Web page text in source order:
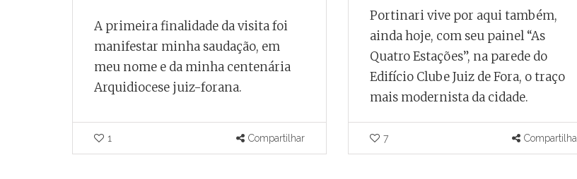
A primeira finalidade da visita foi
manifestar minha saudação, em
meu nome e da minha centenária
Arquidiocese juiz-forana.
1 Compartilhar
Portinari vive por aqui também,
ainda hoje, com seu painel “As
Quatro Estações”, na parede do
Edifício Clube Juiz de Fora, o traço
mais modernista da cidade.
7